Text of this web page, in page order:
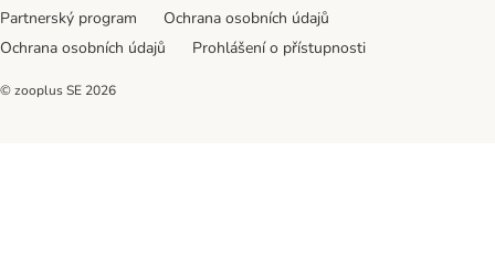
Partnerský program
Ochrana osobních údajů
Ochrana osobních údajů
Prohlášení o přístupnosti
© zooplus SE 2026